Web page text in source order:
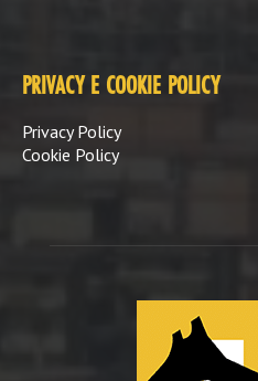
PRIVACY E COOKIE POLICY
Privacy Policy
Cookie Policy